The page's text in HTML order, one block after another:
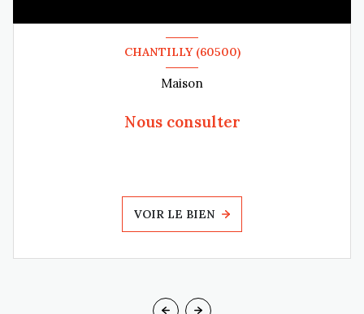
CHANTILLY (60500)
Maison
Nous consulter
VOIR LE BIEN